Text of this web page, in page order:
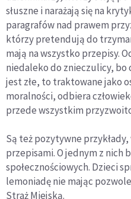
słuszne i narażają się na
paragrafów nad prawem
którzy pretendują do
mają na wszystko przepisy.
niedaleko do znieczulicy, bo
jest złe, to traktowane jako
moralności, odbiera
przede wszystkim
Są też pozytywne
przepisami. O jednym z nich
społecznościowych. Dzieci
lemoniadę nie mając
Straż Miejską.